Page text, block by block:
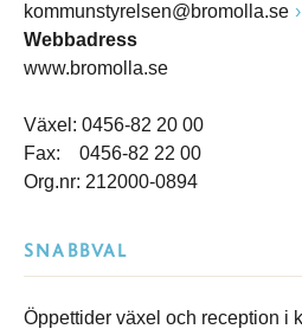
kommunstyrelsen@bromolla.se
Webbadress
www.bromolla.se
Växel: 0456-82 20 00
Fax: 0456-82 22 00
Org.nr: 212000-0894
SNABBVAL
Öppettider växel och reception i